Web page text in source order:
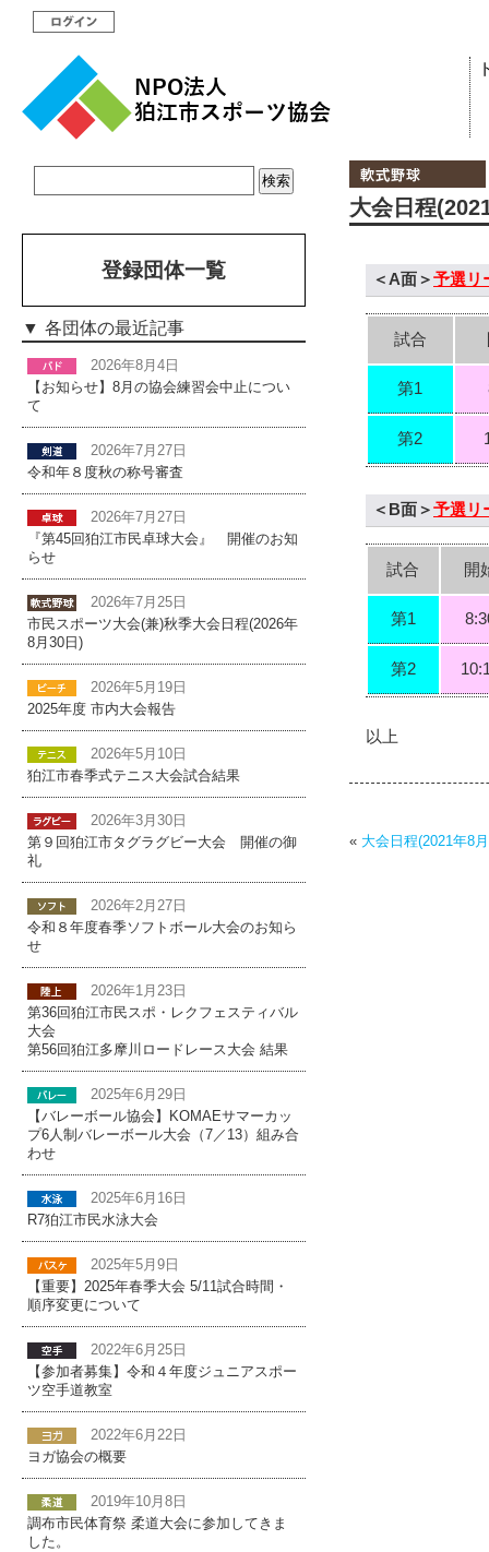
大会日程
＜A面＞予選リ
試合
第1
第2
＜B面＞予選リ
試合 開
第1
第2
以上
« 大会日程(2021年8
登録団体一覧
各団体の最近記事
2026年8月4日
【お知らせ】8月の協会練習会中止につい
て
2026年7月27日
令和年８度秋の称号審査
2026年7月27日
『第45回狛江市民卓球大会』 開催のお知
らせ
2026年7月25日
市民スポーツ大会(兼)秋季大会日程(2026年
8月30日)
2026年5月19日
2025年度 市内大会報告
2026年5月10日
狛江市春季式テニス大会試合結果
2026年3月30日
第９回狛江市タグラグビー大会 開催の御
礼
2026年2月27日
令和８年度春季ソフトボール大会のお知ら
せ
2026年1月23日
第36回狛江市民スポ・レクフェスティバル
大会
第56回狛江多摩川ロードレース大会 結果
2025年6月29日
【バレーボール協会】KOMAEサマーカッ
プ6人制バレーボール大会（7／13）組み合
わせ
2025年6月16日
R7狛江市民水泳大会
2025年5月9日
【重要】2025年春季大会 5/11試合時間・
順序変更について
2022年6月25日
【参加者募集】令和４年度ジュニアスポー
ツ空手道教室
2022年6月22日
ヨガ協会の概要
2019年10月8日
調布市民体育祭 柔道大会に参加してきま
した。